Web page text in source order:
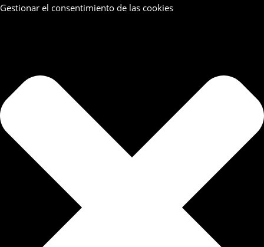
Gestionar el consentimiento de las cookies